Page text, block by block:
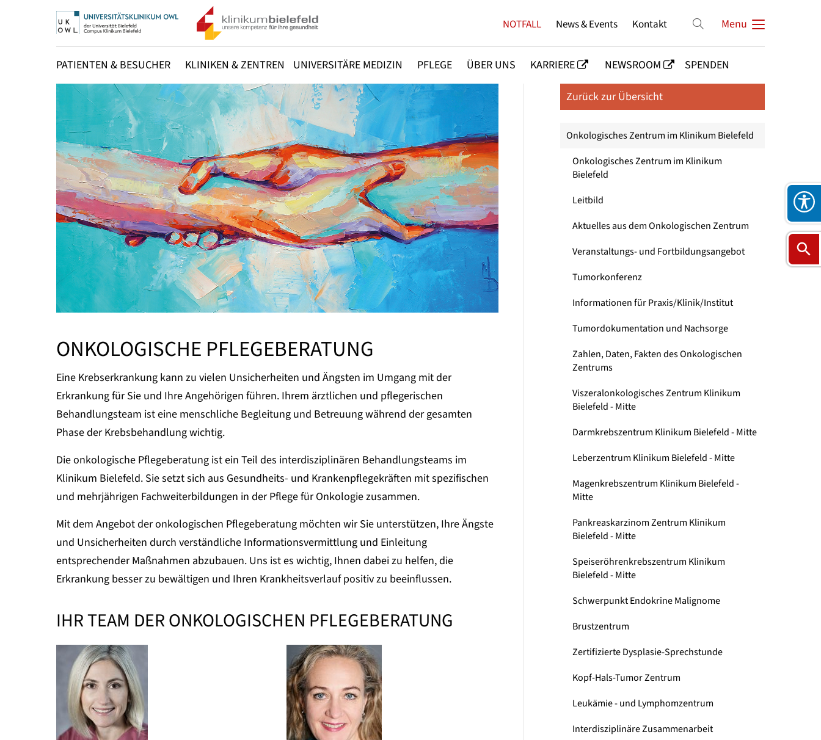
Menu
PATIENTEN & BESUCHER KLINIKEN & ZENTREN UNIVERSITÄRE MEDIZIN PFLEGE ÜBER UNS KARRIERE NEWSROOM SPENDEN
NOTFALL News & Events Kontakt
ONKOLOGISCHE PFLEGEBERATUNG
Eine Krebserkrankung kann zu vielen Unsicherheiten und Ängsten im Umgang mit der
Erkrankung für Sie und Ihre Angehörigen führen. Ihrem ärztlichen und pflegerischen
Behandlungsteam ist eine menschliche Begleitung und Betreuung während der gesamten
Phase der Krebsbehandlung wichtig.
Die onkologische Pflegeberatung ist ein Teil des interdisziplinären Behandlungsteams im
Klinikum Bielefeld. Sie setzt sich aus Gesundheits- und Krankenpflegekräften mit spezifischen
und mehrjährigen Fachweiterbildungen in der Pflege für Onkologie zusammen.
Mit dem Angebot der onkologischen Pflegeberatung möchten wir Sie unterstützen, Ihre Ängste
und Unsicherheiten durch verständliche Informationsvermittlung und Einleitung
entsprechender Maßnahmen abzubauen. Uns ist es wichtig, Ihnen dabei zu helfen, die
Erkrankung besser zu bewältigen und Ihren Krankheitsverlauf positiv zu beeinflussen.
IHR TEAM DER ONKOLOGISCHEN PFLEGEBERATUNG
Zurück zur Übersicht
Onkologisches Zentrum im Klinikum Bielefeld
Onkologisches Zentrum im Klinikum
Bielefeld
Leitbild
Aktuelles aus dem Onkologischen Zentrum
Veranstaltungs- und Fortbildungsangebot
Tumorkonferenz
Informationen für Praxis/Klinik/Institut
Tumordokumentation und Nachsorge
Zahlen, Daten, Fakten des Onkologischen
Zentrums
Viszeralonkologisches Zentrum Klinikum
Bielefeld - Mitte
Darmkrebszentrum Klinikum Bielefeld - Mitte
Leberzentrum Klinikum Bielefeld - Mitte
Magenkrebszentrum Klinikum Bielefeld -
Mitte
Pankreaskarzinom Zentrum Klinikum
Bielefeld - Mitte
Speiseröhrenkrebszentrum Klinikum
Bielefeld - Mitte
Schwerpunkt Endokrine Malignome
Brustzentrum
Zertifizierte Dysplasie-Sprechstunde
Kopf-Hals-Tumor Zentrum
Leukämie - und Lymphomzentrum
Interdisziplinäre Zusammenarbeit